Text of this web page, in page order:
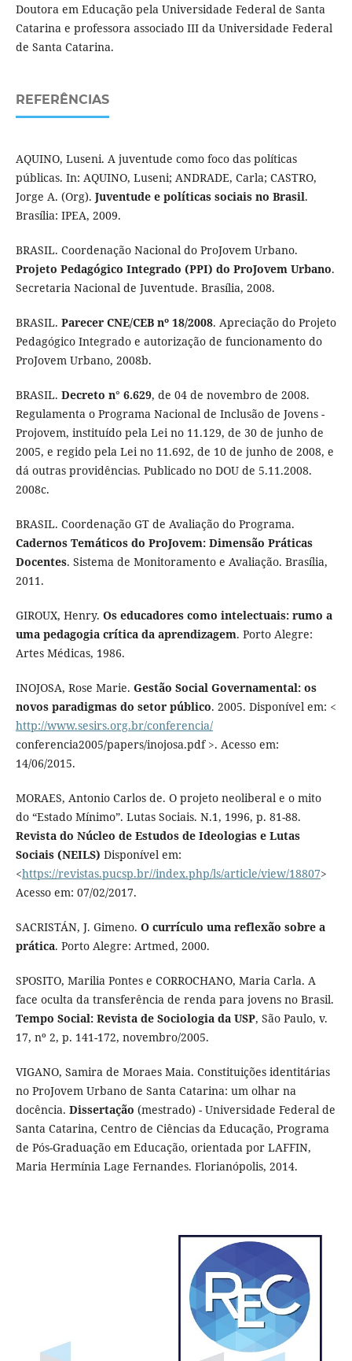
Doutora em Educação pela Universidade Federal de Santa
Catarina e professora associado III da Universidade Federal
de Santa Catarina.
REFERÊNCIAS
AQUINO, Luseni. A juventude como foco das políticas
públicas. In: AQUINO, Luseni; ANDRADE, Carla; CASTRO,
Jorge A. (Org). Juventude e políticas sociais no Brasil.
Brasília: IPEA, 2009.
BRASIL. Coordenação Nacional do ProJovem Urbano.
Projeto Pedagógico Integrado (PPI) do ProJovem Urbano.
Secretaria Nacional de Juventude. Brasília, 2008.
BRASIL. Parecer CNE/CEB nº 18/2008. Apreciação do Projeto
Pedagógico Integrado e autorização de funcionamento do
ProJovem Urbano, 2008b.
BRASIL. Decreto n° 6.629, de 04 de novembro de 2008.
Regulamenta o Programa Nacional de Inclusão de Jovens -
Projovem, instituído pela Lei no 11.129, de 30 de junho de
2005, e regido pela Lei no 11.692, de 10 de junho de 2008, e
dá outras providências. Publicado no DOU de 5.11.2008.
2008c.
BRASIL. Coordenação GT de Avaliação do Programa.
Cadernos Temáticos do ProJovem: Dimensão Práticas
Docentes. Sistema de Monitoramento e Avaliação. Brasília,
2011.
GIROUX, Henry. Os educadores como intelectuais: rumo a
uma pedagogia crítica da aprendizagem. Porto Alegre:
Artes Médicas, 1986.
INOJOSA, Rose Marie. Gestão Social Governamental: os
novos paradigmas do setor público. 2005. Disponível em: <
http://www.sesirs.org.br/conferencia/
conferencia2005/papers/inojosa.pdf >. Acesso em:
14/06/2015.
MORAES, Antonio Carlos de. O projeto neoliberal e o mito
do “Estado Mínimo”. Lutas Sociais. N.1, 1996, p. 81-88.
Revista do Núcleo de Estudos de Ideologias e Lutas
Sociais (NEILS) Disponível em:
<https://revistas.pucsp.br//index.php/ls/article/view/18807>
Acesso em: 07/02/2017.
SACRISTÁN, J. Gimeno. O currículo uma reflexão sobre a
prática. Porto Alegre: Artmed, 2000.
SPOSITO, Marilia Pontes e CORROCHANO, Maria Carla. A
face oculta da transferência de renda para jovens no Brasil.
Tempo Social: Revista de Sociologia da USP, São Paulo, v.
17, nº 2, p. 141-172, novembro/2005.
VIGANO, Samira de Moraes Maia. Constituições identitárias
no ProJovem Urbano de Santa Catarina: um olhar na
docência. Dissertação (mestrado) - Universidade Federal de
Santa Catarina, Centro de Ciências da Educação, Programa
de Pós-Graduação em Educação, orientada por LAFFIN,
Maria Hermínia Lage Fernandes. Florianópolis, 2014.